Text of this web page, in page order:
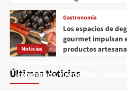
Gastronomía
Los espacios de
gourmet impulsan
productos
Últimas Noticias
Noticias
cotidianos y redefinen